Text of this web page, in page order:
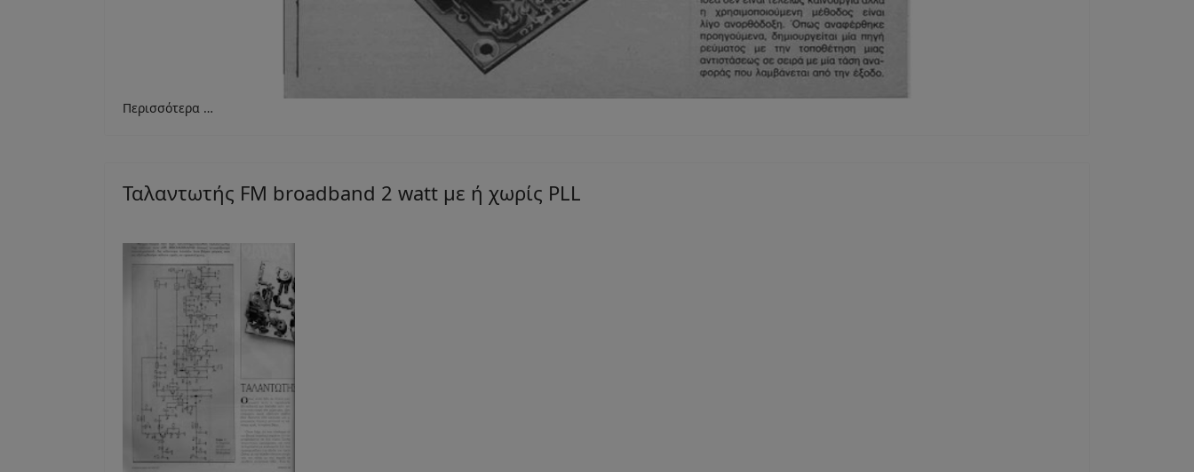
Περισσότερα …
Ταλαντωτής FM broadband 2 watt με ή χωρίς PLL